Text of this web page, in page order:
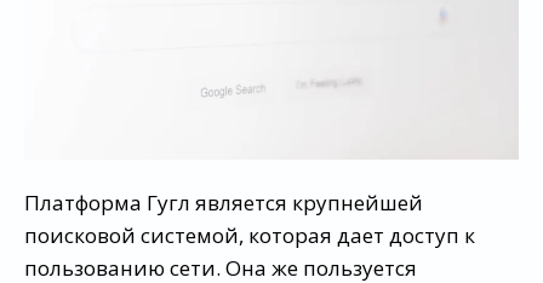
Платформа Гугл является крупнейшей
поисковой системой, которая дает доступ к
пользованию сети. Она же пользуется